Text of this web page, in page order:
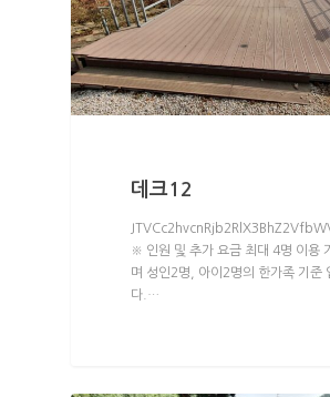
데크12
※ 인원 및 추가 요금 최대 4명 이용
며 성인2명, 아이2명의 한가족 기준
다.…